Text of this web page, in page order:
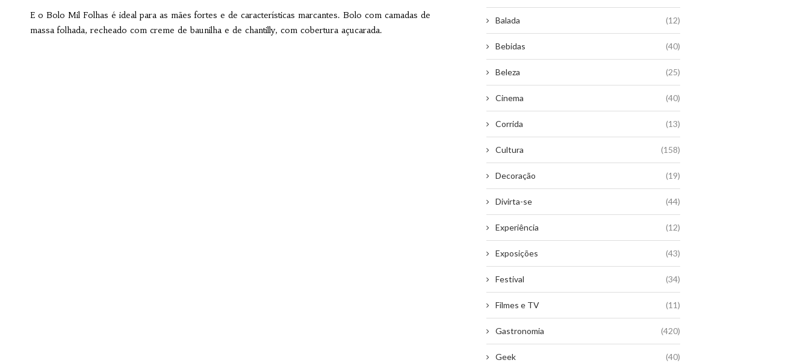
E o Bolo Mil Folhas é ideal para as mães fortes e de características marcantes. Bolo com camadas de
massa folhada, recheado com creme de baunilha e de chantilly, com cobertura açucarada.
Balada (12)
Bebidas (40)
Beleza (25)
Cinema (40)
Corrida (13)
Cultura (158)
Decoração (19)
Divirta-se (44)
Experiência (12)
Exposições (43)
Festival (34)
Filmes e TV (11)
Gastronomia (420)
Geek (40)